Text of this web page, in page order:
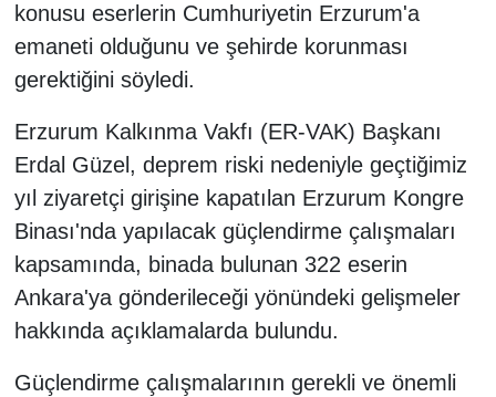
konusu eserlerin Cumhuriyetin Erzurum'a
emaneti olduğunu ve şehirde korunması
gerektiğini söyledi.
Erzurum Kalkınma Vakfı (ER-VAK) Başkanı
Erdal Güzel, deprem riski nedeniyle geçtiğimiz
yıl ziyaretçi girişine kapatılan Erzurum Kongre
Binası'nda yapılacak güçlendirme çalışmaları
kapsamında, binada bulunan 322 eserin
Ankara'ya gönderileceği yönündeki gelişmeler
hakkında açıklamalarda bulundu.
Güçlendirme çalışmalarının gerekli ve önemli